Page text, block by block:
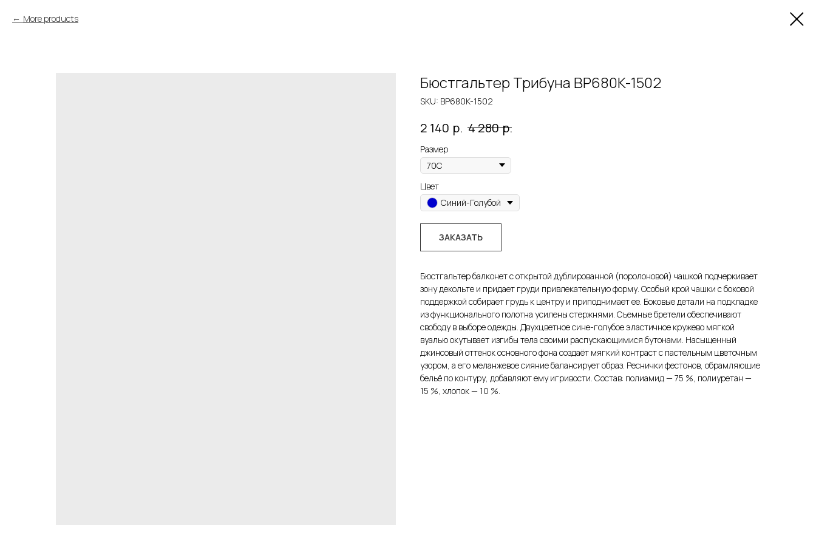
More products
Бюстгальтер Трибуна BP680K-1502
SKU: BP680K-1502
2 140 р. 4 280 р.
Размер
Цвет
Синий-Голубой
ЗАКАЗАТЬ
Бюстгальтер балконет с открытой дублированной (поролоновой) чашкой подчеркивает
зону декольте и придает груди привлекательную форму. Особый крой чашки с боковой
поддержкой собирает грудь к центру и приподнимает ее. Боковые детали на подкладке
из функционального полотна усилены стержнями. Съемные бретели обеспечивают
свободу в выборе одежды. Двухцветное сине-голубое эластичное кружево мягкой
вуалью окутывает изгибы тела своими распускающимися бутонами. Насыщенный
джинсовый оттенок основного фона создаёт мягкий контраст с пастельным цветочным
узором, а его меланжевое сияние балансирует образ. Реснички фестонов, обрамляющие
бельё по контуру, добавляют ему игривости. Состав: полиамид — 75 %, полиуретан —
15 %, хлопок — 10 %.